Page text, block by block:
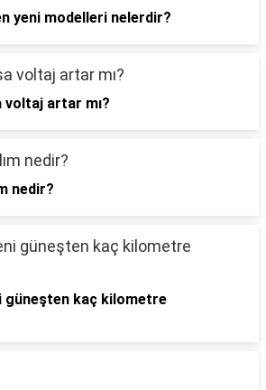
yeni modelleri nelerdir?
voltaj artar mı?
nedir?
güneşten kaç kilometre